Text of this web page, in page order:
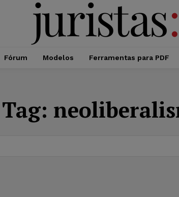
Fórum Modelos Ferramentas para PDF
Tag: